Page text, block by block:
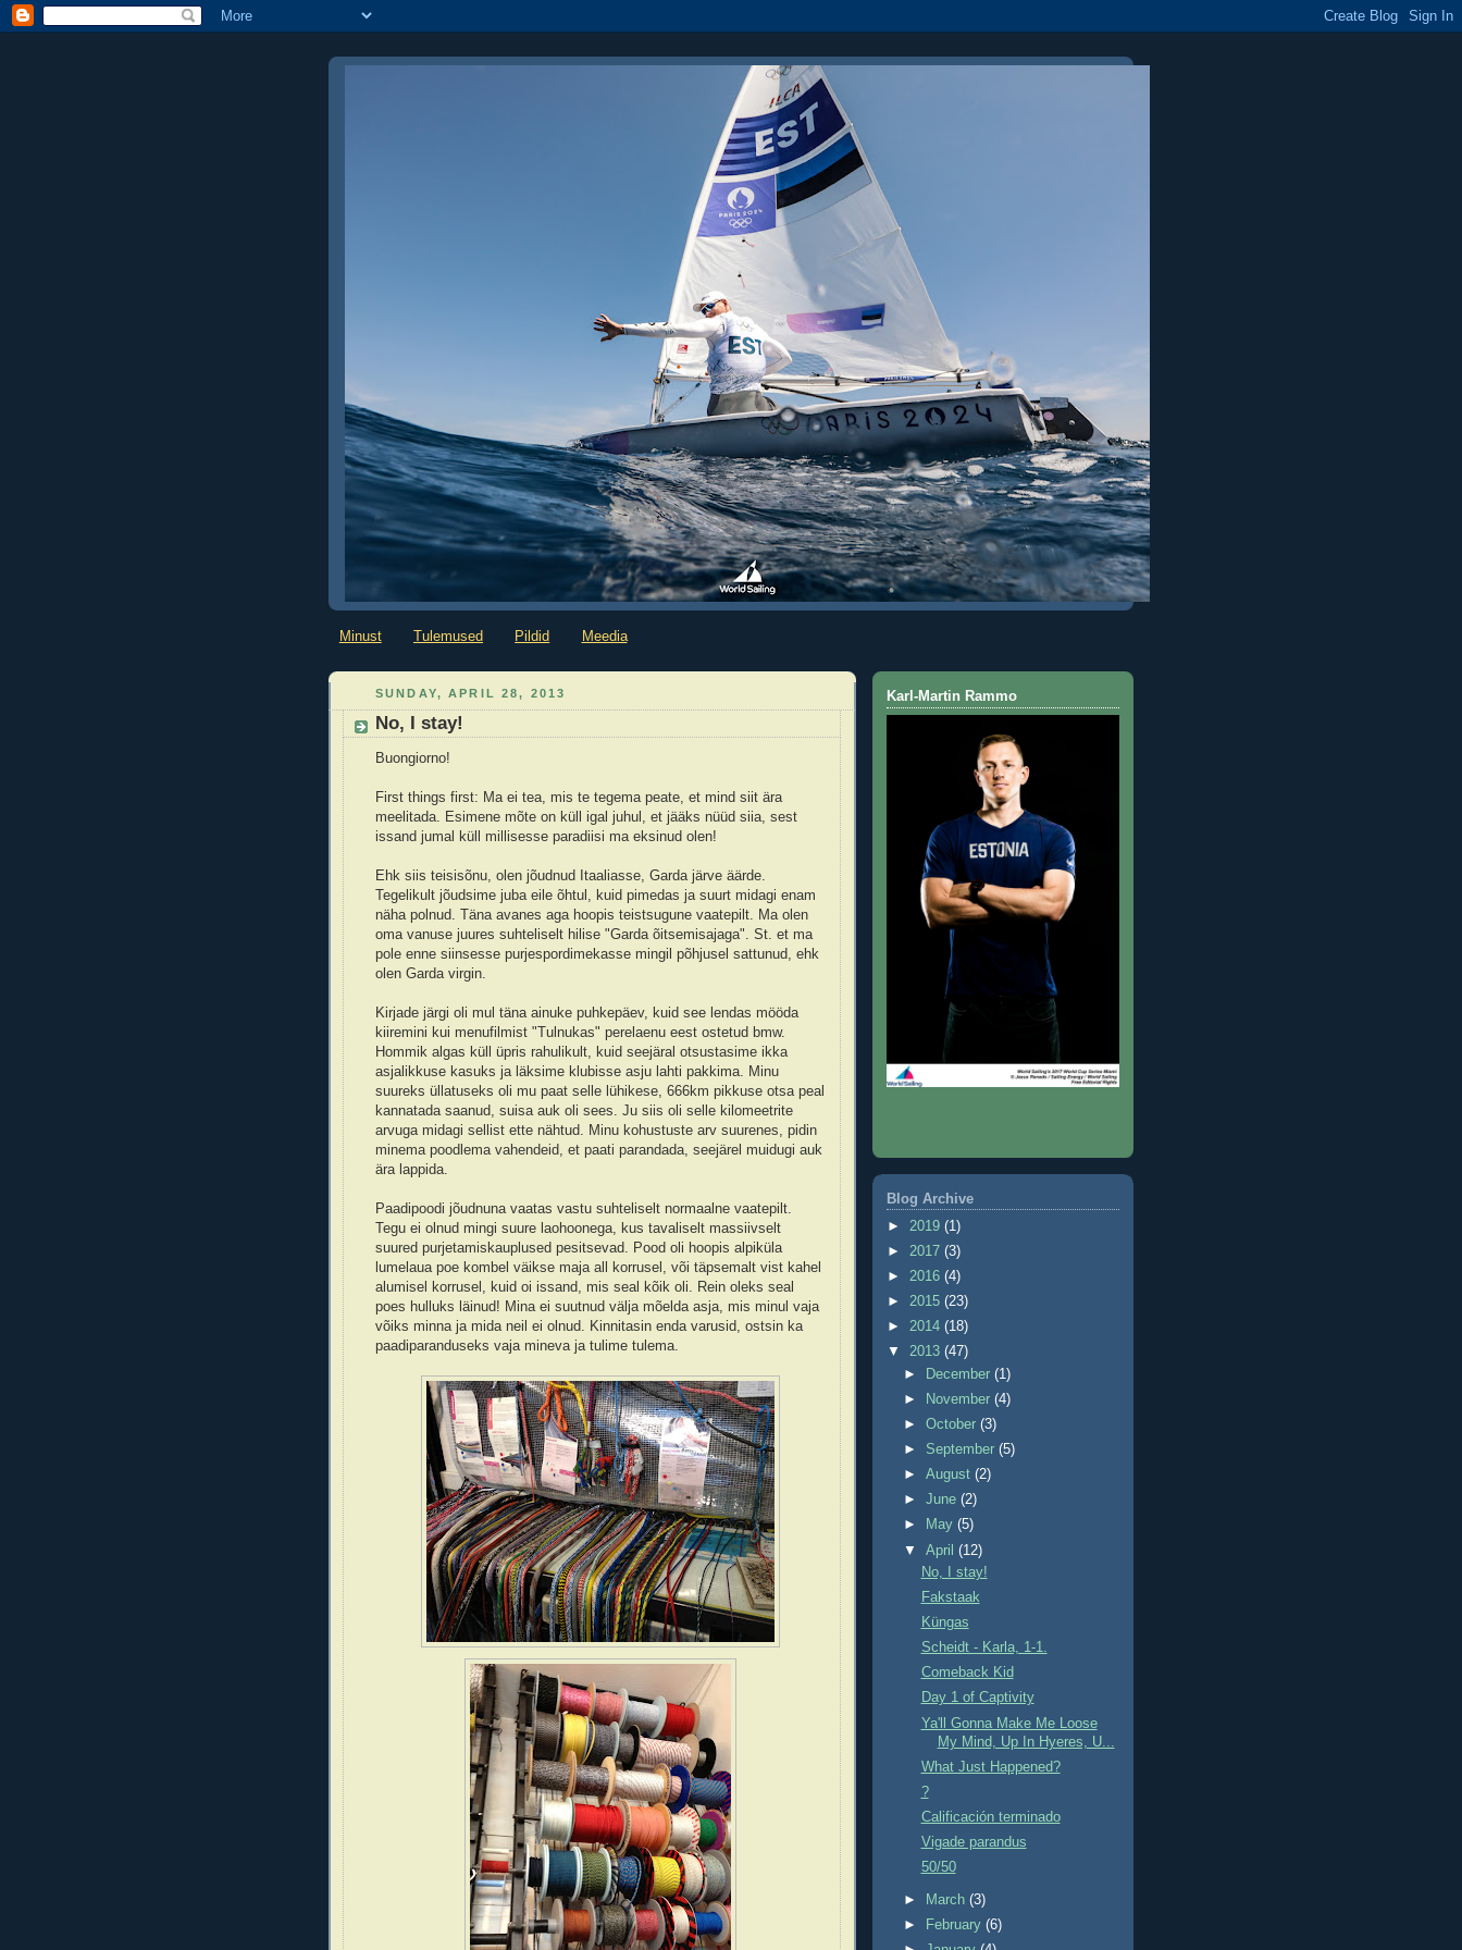
Minust Tulemused Pildid Meedia
SUNDAY, APRIL 28, 2013
No, I stay!
Buongiorno!
First things first: Ma ei tea, mis te tegema peate, et mind siit ära
meelitada. Esimene mõte on küll igal juhul, et jääks nüüd siia, sest
issand jumal küll millisesse paradiisi ma eksinud olen!
Ehk siis teisisõnu, olen jõudnud Itaaliasse, Garda järve äärde.
Tegelikult jõudsime juba eile õhtul, kuid pimedas ja suurt midagi enam
näha polnud. Täna avanes aga hoopis teistsugune vaatepilt. Ma olen
oma vanuse juures suhteliselt hilise "Garda õitsemisajaga". St. et ma
pole enne siinsesse purjespordimekasse mingil põhjusel sattunud, ehk
olen Garda virgin.
Kirjade järgi oli mul täna ainuke puhkepäev, kuid see lendas mööda
kiiremini kui menufilmist "Tulnukas" perelaenu eest ostetud bmw.
Hommik algas küll üpris rahulikult, kuid seejäral otsustasime ikka
asjalikkuse kasuks ja läksime klubisse asju lahti pakkima. Minu
suureks üllatuseks oli mu paat selle lühikese, 666km pikkuse otsa peal
kannatada saanud, suisa auk oli sees. Ju siis oli selle kilomeetrite
arvuga midagi sellist ette nähtud. Minu kohustuste arv suurenes, pidin
minema poodlema vahendeid, et paati parandada, seejärel muidugi auk
ära lappida.
Paadipoodi jõudnuna vaatas vastu suhteliselt normaalne vaatepilt.
Tegu ei olnud mingi suure laohoonega, kus tavaliselt massiivselt
suured purjetamiskauplused pesitsevad. Pood oli hoopis alpiküla
lumelaua poe kombel väikse maja all korrusel, või täpsemalt vist kahel
alumisel korrusel, kuid oi issand, mis seal kõik oli. Rein oleks seal
poes hulluks läinud! Mina ei suutnud välja mõelda asja, mis minul vaja
võiks minna ja mida neil ei olnud. Kinnitasin enda varusid, ostsin ka
paadiparanduseks vaja mineva ja tulime tulema.
Karl-Martin Rammo
Blog Archive
► 2019 (1)
► 2017 (3)
► 2016 (4)
► 2015 (23)
► 2014 (18)
▼ 2013 (47)
►
December(1)
►
November(4)
►October(3)
► September(5)
►August(2)
►June(2)
►
May(5)
▼April(12)
No, I stay!
Fakstaak
Küngas
Scheidt - Karla, 1-1.
Comeback Kid
Day 1 of Captivity
Ya'll Gonna Make Me Loose
My Mind, Up In Hyeres, U...
What Just Happened?
?
Calificación terminado
Vigade parandus
50/50
► March(3)
►
February(6)